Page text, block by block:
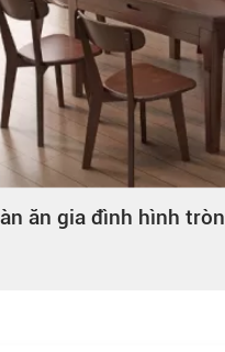
ăn gia đình hình tròn